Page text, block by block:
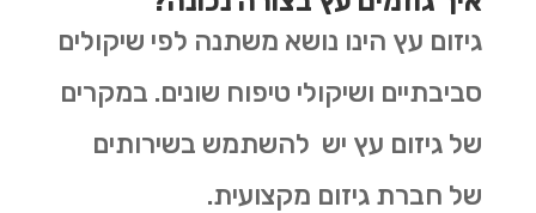
גיזום עץ הינו נושא משתנה לפי שיקולים
סביבתיים ושיקולי טיפוח שונים. במקרים
של גיזום עץ יש להשתמש בשירותים
של חברת גיזום מקצועית.